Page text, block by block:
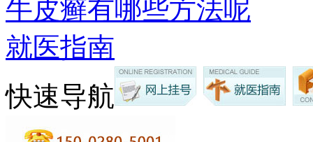
牛皮癣有哪些方法呢
就医指南
快速导航